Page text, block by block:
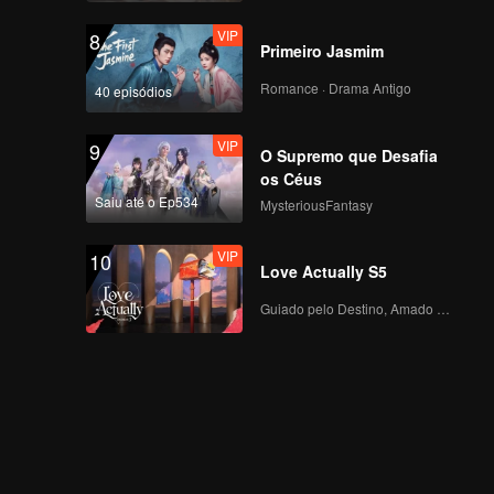
8
40 episódios
VIP
Primeiro Jasmim
Romance · Drama Antigo
9
Saiu até o Ep534
VIP
O Supremo que Desafia
os Céus
MysteriousFantasy
10 VIP
Love Actually S5